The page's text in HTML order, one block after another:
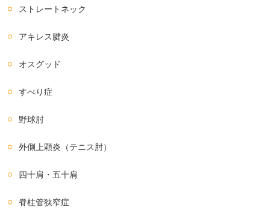
ストレートネック
アキレス腱炎
オスグッド
すべり症
野球肘
外側上顆炎（テニス肘）
四十肩・五十肩
脊柱管狭窄症